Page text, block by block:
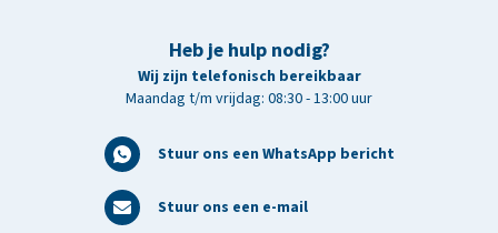
Heb je hulp nodig?
Wij zijn telefonisch bereikbaar
Maandag t/m vrijdag: 08:30 - 13:00 uur
Stuur ons een WhatsApp bericht
Stuur ons een e-mail